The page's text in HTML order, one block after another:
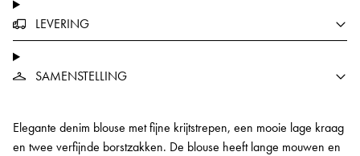
LEVERING
SAMENSTELLING
Elegante denim blouse met fijne krijtstrepen, een mooie lage kraag
en twee verfijnde borstzakken. De blouse heeft lange mouwen en